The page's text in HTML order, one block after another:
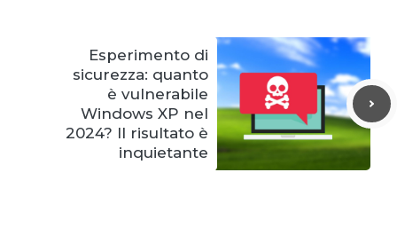
Esperimento di
sicurezza: quanto
è vulnerabile
Windows XP nel
2024? Il risultato è
inquietante